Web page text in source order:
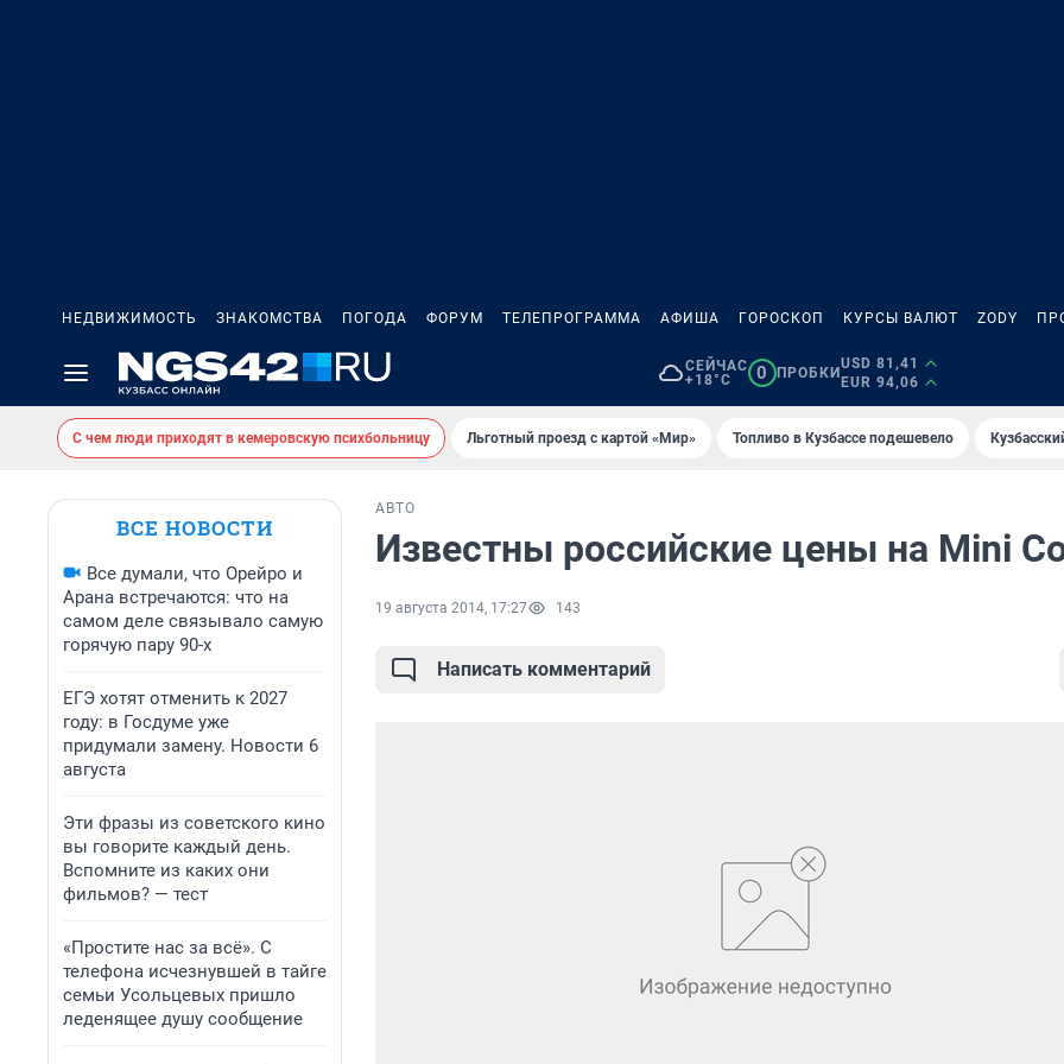
НЕДВИЖИМОСТЬ ЗНАКОМСТВА ПОГОДА ФОРУМ ТЕЛЕПРОГРАММА АФИША ГОРОСКОП КУРСЫ ВАЛЮТ ZODY
СЕЙЧАС
+18°C
0 ПРОБКИ
USD 81,41
EUR 94,06
С чем люди приходят в кемеровскую психбольницу Льготный проезд с картой «Мир» Топливо в Кузбассе подешевело
ВСЕ НОВОСТИ
Все думали, что Орейро и
Арана встречаются: что на
самом деле связывало самую
горячую пару 90-х
ЕГЭ хотят отменить к 2027
году: в Госдуме уже
придумали замену. Новости 6
августа
Эти фразы из советского кино
вы говорите каждый день.
Вспомните из каких они
фильмов? — тест
«Простите нас за всё». С
телефона исчезнувшей в тайге
семьи Усольцевых пришло
леденящее душу сообщение
АВТО
Известны российские цены на Mini
19 августа 2014, 17:27 143
Написать комментарий